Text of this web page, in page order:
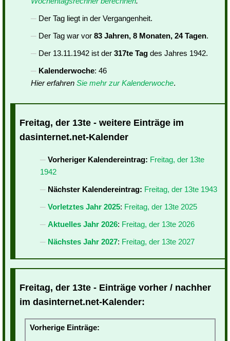
Der Tag liegt in der Vergangenheit.
Der Tag war vor 83 Jahren, 8 Monaten, 24 Tagen.
Der 13.11.1942 ist der 317te Tag des Jahres 1942.
Kalenderwoche: 46
Hier erfahren Sie mehr zur Kalenderwoche.
Freitag, der 13te - weitere Einträge im
dasinternet.net-Kalender
Vorheriger Kalendereintrag: Freitag, der 13te
1942
Nächster Kalendereintrag: Freitag, der 13te 1943
Vorletztes Jahr 2025: Freitag, der 13te 2025
Aktuelles Jahr 2026: Freitag, der 13te 2026
Nächstes Jahr 2027: Freitag, der 13te 2027
Freitag, der 13te - Einträge vorher / nachher
im dasinternet.net-Kalender:
Vorherige Einträge: